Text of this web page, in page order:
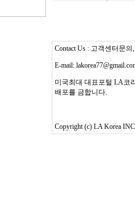
Contact Us : 고객센터문의
E-mail:
미국최대 대표포털 LA코
배포를 금합니다.
Copyright (c) LA Korea